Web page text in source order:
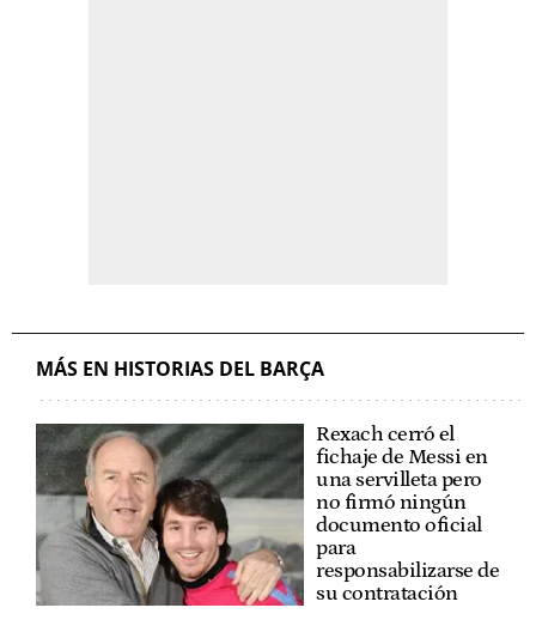
MÁS EN HISTORIAS DEL BARÇA
Rexach cerró el
fichaje de Messi en
una servilleta pero
no firmó ningún
documento oficial
para
responsabilizarse de
su contratación